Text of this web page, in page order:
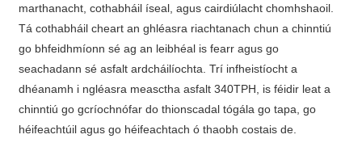
marthanacht, cothabháil íseal, agus cairdiúlacht chomhshaoil.
Tá cothabháil cheart an ghléasra riachtanach chun a chinntiú
go bhfeidhmíonn sé ag an leibhéal is fearr agus go
seachadann sé asfalt ardcháilíochta. Trí infheistíocht a
dhéanamh i ngléasra measctha asfalt 340TPH, is féidir leat a
chinntiú go gcríochnófar do thionscadal tógála go tapa, go
héifeachtúil agus go héifeachtach ó thaobh costais de.